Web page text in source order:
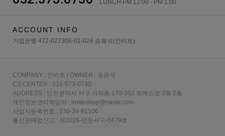
LUNCH PM 12:00 - PM 1:00
ACCOUNT INFO
기업은행 472-027306-01-026 송용석(인비토)
COMPANY : 인비토 / OWNER : 송용석
CS CENTER : 032-573-0730
ADDRESS : 인천광역시 서구 가좌동 178-353 포레스코 2동 2층
개인정보관리책임자 : invitoshop@naver.com
사업자등록번호 : 130-38-91106
통신판매업신고 : 제2015-인천서구-0479호